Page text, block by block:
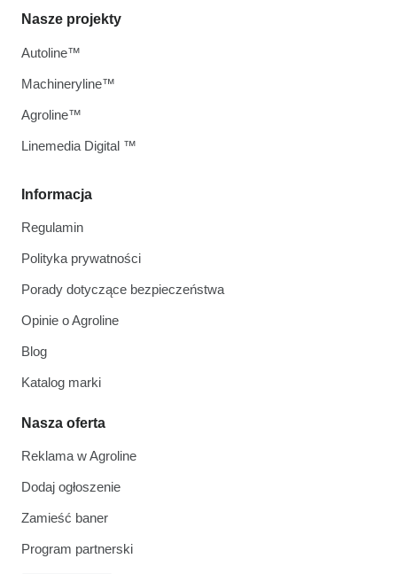
Informacja
Regulamin
Polityka prywatności
Porady dotyczące bezpieczeństwa
Opinie o Agroline
Blog
Katalog marki
Nasza oferta
Reklama w Agroline
Dodaj ogłoszenie
Zamieść baner
Program partnerski
Nasze projekty
Autoline™
Machineryline™
Agroline™
Linemedia Digital ™